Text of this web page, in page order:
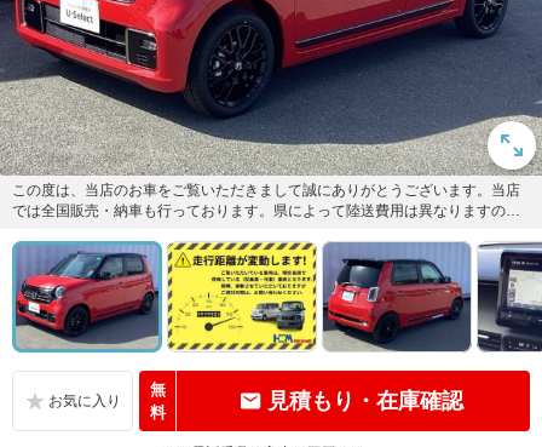
この度は、当店のお車をご覧いただきまして誠にありがとうございます。当店
では全国販売・納車も行っております。県によって陸送費用は異なりますので
無
料
見積もり・在庫確認